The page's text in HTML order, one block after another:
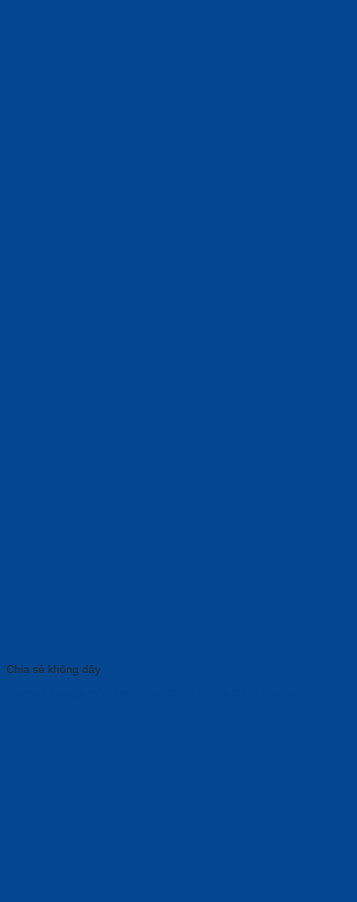
Chia sẻ không dây